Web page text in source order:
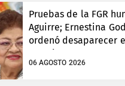
Pruebas de la FGR
Aguirre; Ernestina
ordenó desaparecer
06 AGOSTO 2026